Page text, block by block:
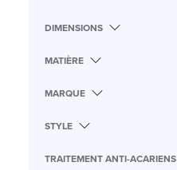
DIMENSIONS
MATIÈRE
MARQUE
STYLE
TRAITEMENT ANTI-ACARIENS